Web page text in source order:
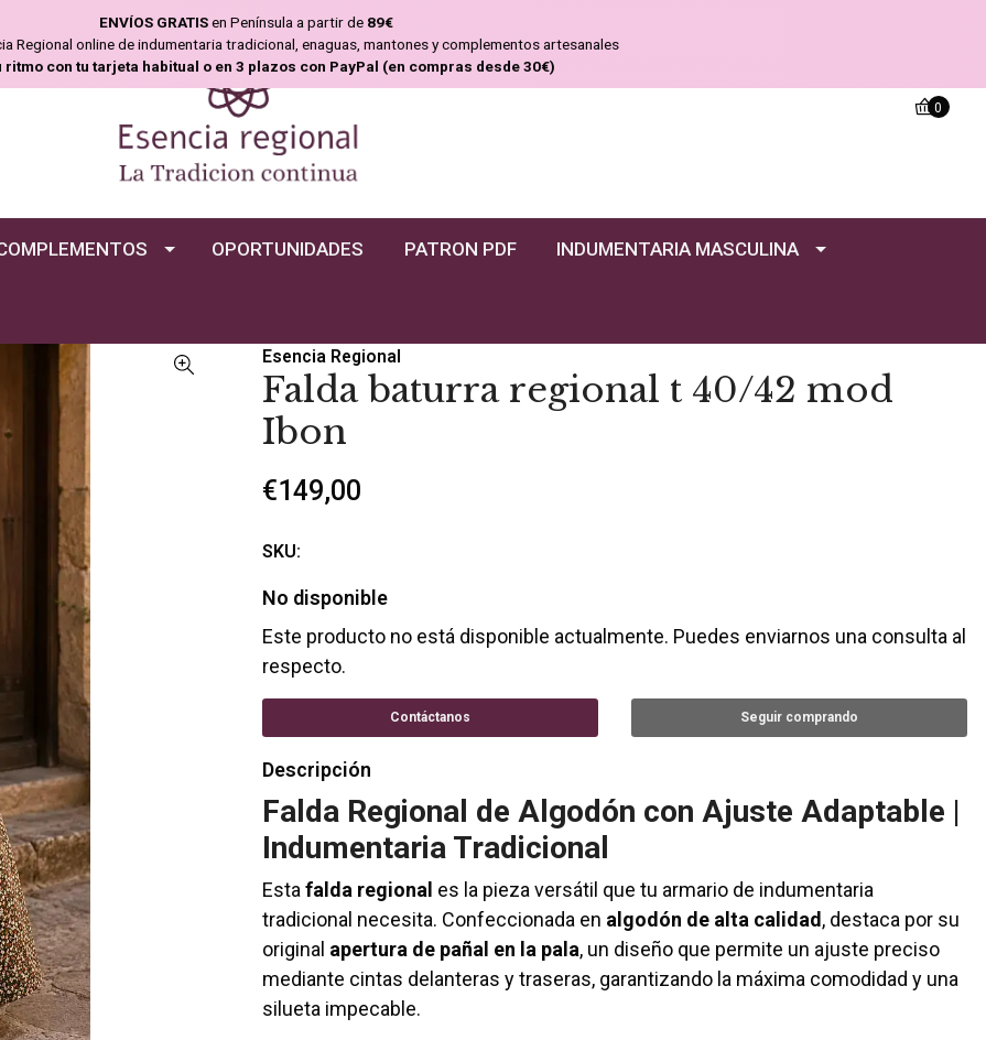
ENVÍOS GRATISen Península a partir de 89€
Regional online de indumentaria tradicional, enaguas, mantones y complementos artesanales
ritmo con tu tarjeta habitual o en 3 plazos con PayPal (en compras desde 30€)
0
OPORTUNIDADES PATRON PDF INDUMENTARIA MASCULINA
Esencia Regional
Falda baturra regional t 40/42 mod
Ibon
€149,00
SKU:
No disponible
Este producto no está disponible actualmente. Puedes enviarnos una consulta al
respecto.
Contáctanos Seguir comprando
Descripción
Falda Regional de Algodón con Ajuste Adaptable |
Indumentaria Tradicional
Esta falda regional es la pieza versátil que tu armario de indumentaria
tradicional necesita. Confeccionada en algodón de alta calidad , destaca por su
original apertura de pañal en la pala, un diseño que permite un ajuste preciso
mediante cintas delanteras y traseras, garantizando la máxima comodidad y una
silueta impecable.